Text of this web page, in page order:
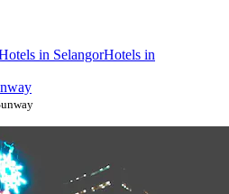
in SelangorHotels in